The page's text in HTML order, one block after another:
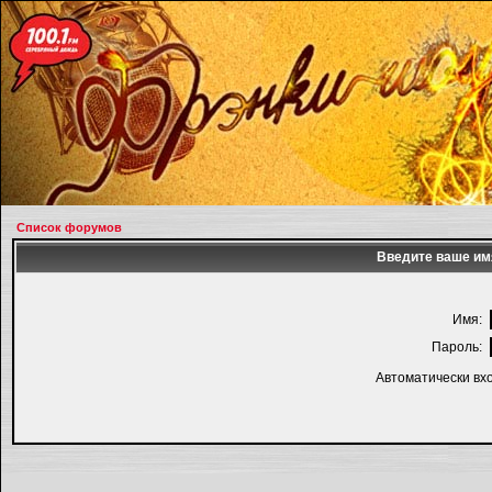
Список форумов
Введите ваше
Имя:
Пароль:
Автоматически